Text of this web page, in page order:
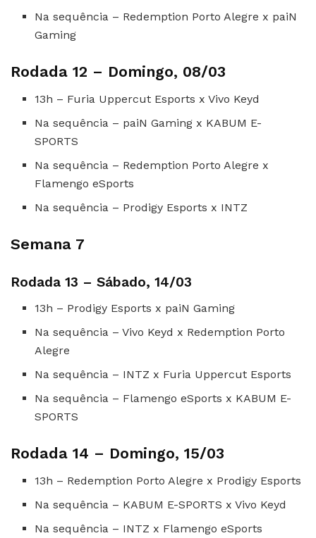
Na sequência – Redemption Porto Alegre x paiN
Gaming
Rodada 12 – Domingo, 08/03
13h – Furia Uppercut Esports x Vivo Keyd
Na sequência – paiN Gaming x KABUM E-
SPORTS
Na sequência – Redemption Porto Alegre x
Flamengo eSports
Na sequência – Prodigy Esports x INTZ
Semana 7
Rodada 13 – Sábado, 14/03
13h – Prodigy Esports x paiN Gaming
Na sequência – Vivo Keyd x Redemption Porto
Alegre
Na sequência – INTZ x Furia Uppercut Esports
Na sequência – Flamengo eSports x KABUM E-
SPORTS
Rodada 14 – Domingo, 15/03
13h – Redemption Porto Alegre x Prodigy Esports
Na sequência – KABUM E-SPORTS x Vivo Keyd
Na sequência – INTZ x Flamengo eSports